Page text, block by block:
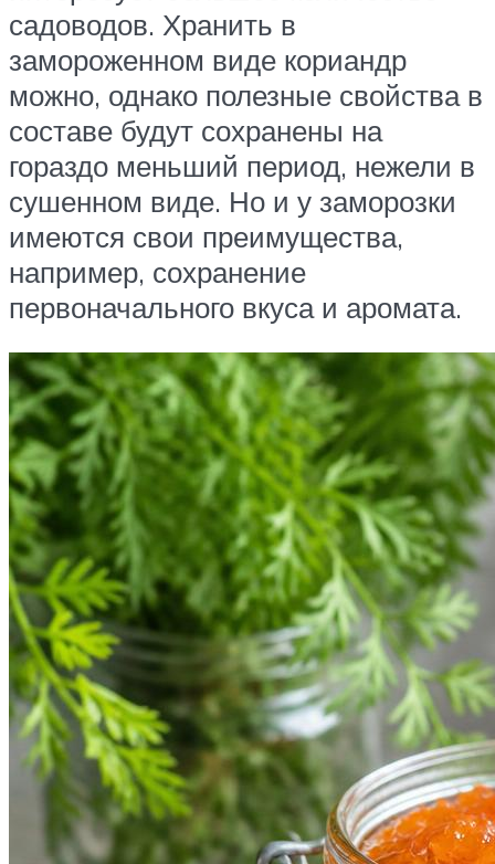
садоводов. Хранить в
замороженном виде кориандр
можно, однако полезные свойства в
составе будут сохранены на
гораздо меньший период, нежели в
сушенном виде. Но и у заморозки
имеются свои преимущества,
например, сохранение
первоначального вкуса и аромата.